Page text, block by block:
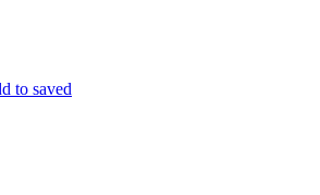
to saved